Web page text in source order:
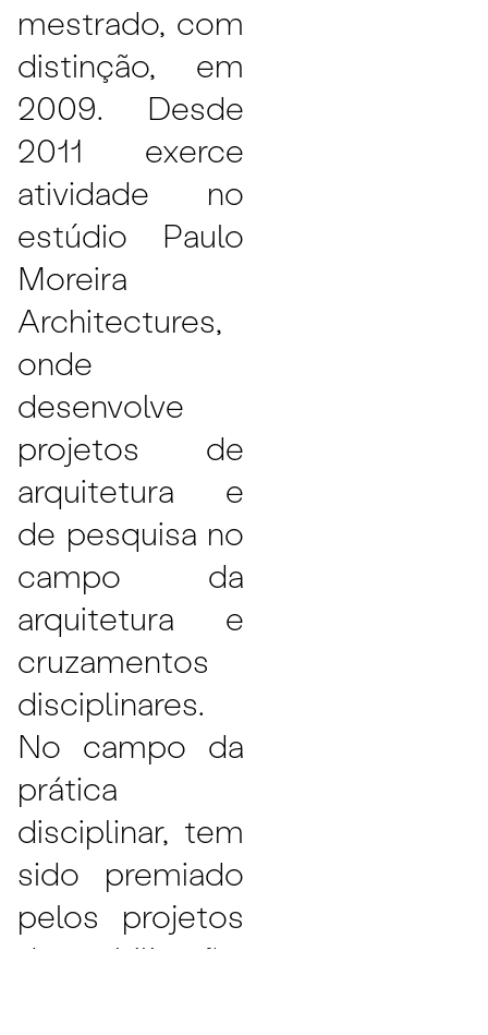
mestrado, com
distinção, em
2009. Desde
2011 exerce
atividade no
estúdio Paulo
Moreira
Architectures,
onde
desenvolve
projetos de
arquitetura e
de pesquisa no
campo da
arquitetura e
cruzamentos
disciplinares.
No campo da
prática
disciplinar, tem
sido premiado
pelos projetos